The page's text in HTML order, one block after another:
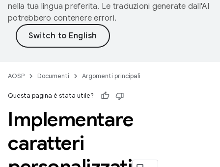
nella tua lingua preferita. Le traduzioni generate dall'AI
potrebbero contenere errori.
AOSP Documenti Argomenti principali
Questa pagina è stata utile?
Implementare
caratteri